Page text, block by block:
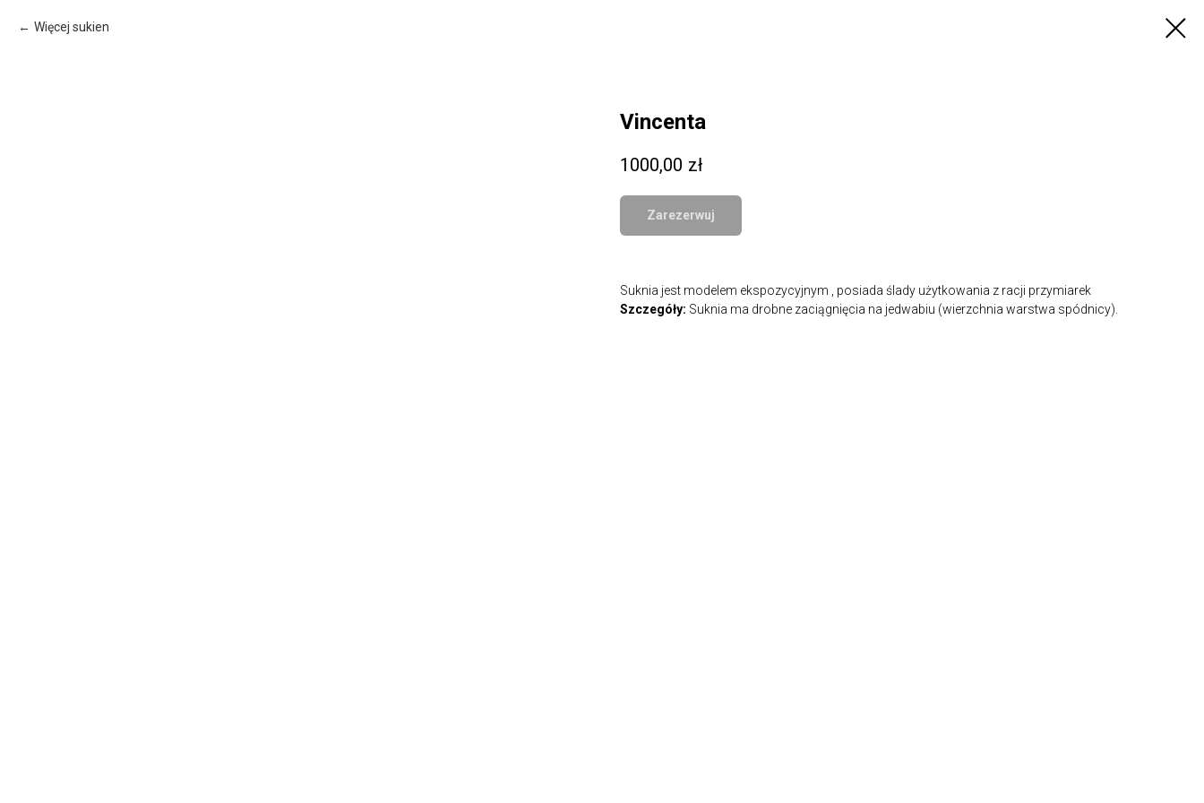
Więcej sukien
Vincenta
1000,00 zł
Zarezerwuj
Suknia jest modelem ekspozycyjnym , posiada ślady użytkowania z racji przymiarek
Szczegóły: Suknia ma drobne zaciągnięcia na jedwabiu (wierzchnia warstwa spódnicy).